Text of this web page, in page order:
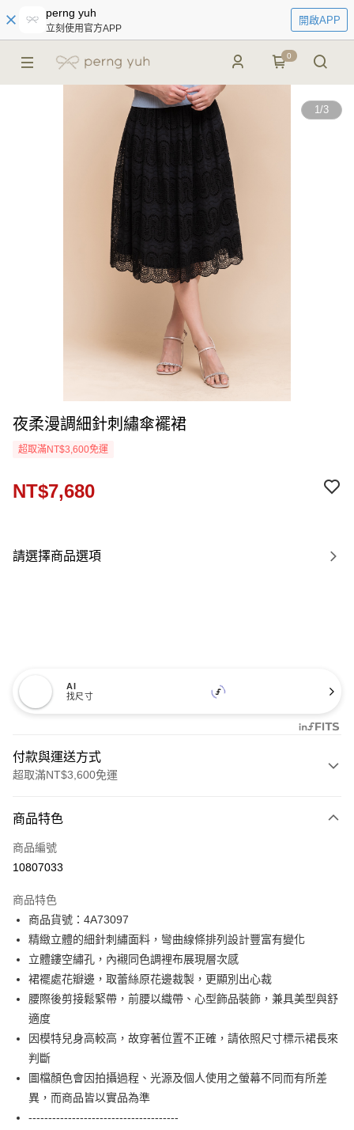
perng yuh
立刻使用官方APP
開啟APP
0
1/3
夜柔漫調細針刺繡傘襬裙
超取滿NT$3,600免運
NT$7,680
請選擇商品選項
AI
找尺寸
付款與運送方式
超取滿NT$3,600免運
信用卡一次付款
信用卡分期付款
合作金庫商業銀行
華南商業銀行
上海商業儲蓄銀行
台北富邦商業銀行
國泰世華商業銀行
兆豐國際商業銀行
臺灣中小企業銀行
台中商業銀行
匯豐（台灣）商業銀行
華泰商業銀行
聯邦商業銀行
遠東國際商業銀行
元大商業銀行
玉山商業銀行
星展（台灣）商業銀行
台新國際商業銀行
台灣樂天信用卡公司
超商取貨付款
LINE Pay
Apple Pay
街口支付
【關於「AFTEE先享後付」】
AFTEE先享後付是「在收到商品之後才付款」的支付方式。 讓您購物簡單
便利好安心！
ATM付款
運送方式
商品特色
商品編號
10807033
商品特色
商品貨號：4A73097
精緻立體的細針刺繡面料，彎曲線條排列設計豐富有變化
立體鏤空繡孔，內襯同色調裡布展現層次感
裙襬處花瓣邊，取蕾絲原花邊裁製，更顯別出心裁
腰際後剪接鬆緊帶，前腰以織帶、心型飾品裝飾，兼具美型與舒
適度
因模特兒身高較高，故穿著位置不正確，請依照尺寸標示裙長來
判斷
圖檔顏色會因拍攝過程、光源及個人使用之螢幕不同而有所差
異，而商品皆以實品為準
--------------------------------------